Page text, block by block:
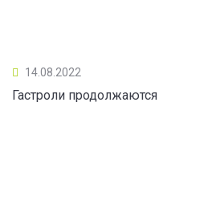
14.08.2022
Гастроли продолжаются